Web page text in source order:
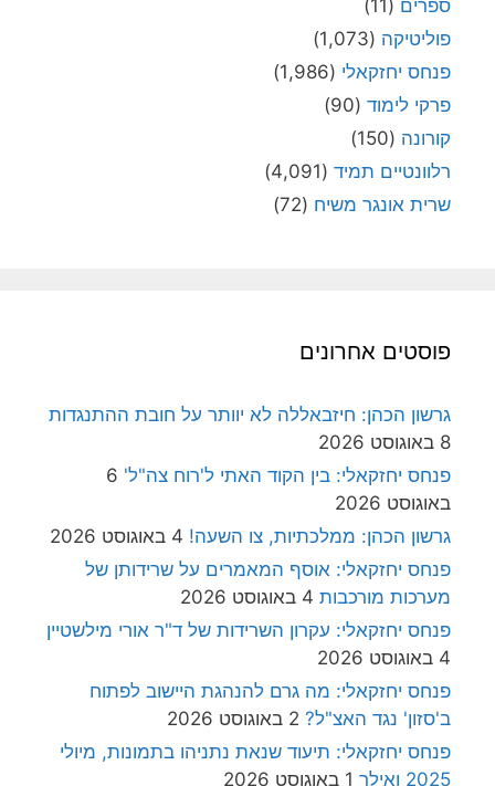
ספרים (11)
פוליטיקה (1,073)
פנחס יחזקאלי (1,986)
פרקי לימוד (90)
קורונה (150)
רלוונטיים תמיד (4,091)
שרית אונגר משיח (72)
פוסטים אחרונים
גרשון הכהן: חיזבאללה לא יוותר על חובת ההתנגדות
8 באוגוסט 2026
פנחס יחזקאלי: בין הקוד האתי ל'רוח צה"ל' 6
באוגוסט 2026
גרשון הכהן: ממלכתיות, צו השעה! 4 באוגוסט 2026
פנחס יחזקאלי: אוסף המאמרים על שרידותן של
מערכות מורכבות 4 באוגוסט 2026
פנחס יחזקאלי: עקרון השרידות של ד"ר אורי מילשטיין
4 באוגוסט 2026
פנחס יחזקאלי: מה גרם להנהגת היישוב לפתוח
ב'סזון' נגד האצ"ל? 2 באוגוסט 2026
פנחס יחזקאלי: תיעוד שנאת נתניהו בתמונות, מיולי
2025 ואילך
1 באוגוסט 2026